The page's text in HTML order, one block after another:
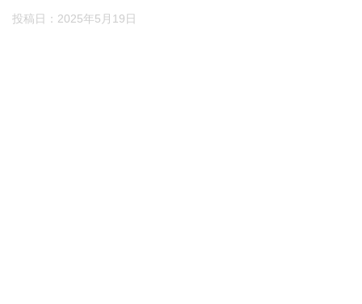
投稿日： 2025年5月19日